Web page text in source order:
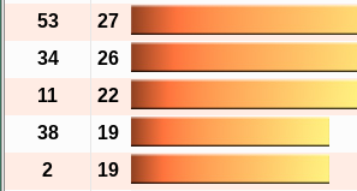
53
27
34
26
11
22
38
19
2
19